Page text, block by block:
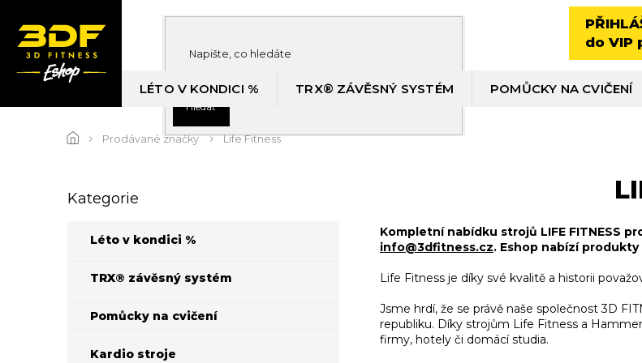
obsah
do VIP
Hledat
LÉTO V KONDICI % TRX® ZÁVĚSNÝ SYSTÉM POMŮCKY NA CVIČENÍ
Prodávané značky Life Fitness
o
Přeskočit
Kategorie
Léto v kondici %
TRX® závěsný systém
Pomůcky na cvičení
Kardio stroje
Kompletní nabídku strojů LIFE FITNESS
info@3dfitness.cz. Eshop nabízí
Life Fitness je díky své kvalitě a historii
Jsme hrdí, že se právě naše společnost 3D
republiku. Díky strojům Life Fitness a
firmy, hotely či domácí studia.